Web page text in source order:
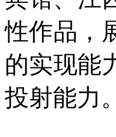
性作品，
的实现能
投射能力。